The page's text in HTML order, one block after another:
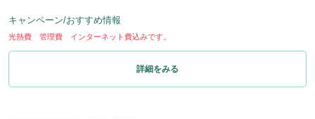
キャンペーン/おすすめ情報
光熱費 管理費 インターネット費込みです。
詳細をみる